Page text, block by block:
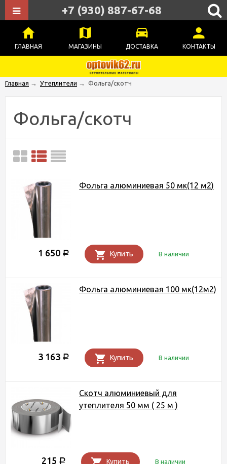
ГЛАВНАЯ МАГАЗИНЫ ДОСТАВКА КОНТАКТЫ
+7 (930) 887-67-68
Главная → Утеплители → Фольга/скотч
Фольга/скотч
Фольга алюминиевая 50 мк(12 м2)
1 650 Р Купить В наличии
Фольга алюминиевая 100 мк(12м2)
3 163 Р Купить В наличии
Скотч алюминиевый для
утеплителя 50 мм ( 25 м )
215 Р Купить В наличии